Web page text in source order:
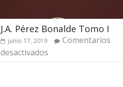
J.A. Pérez Bonalde Tomo I
junio 17, 2019
Comentarios
desactivados